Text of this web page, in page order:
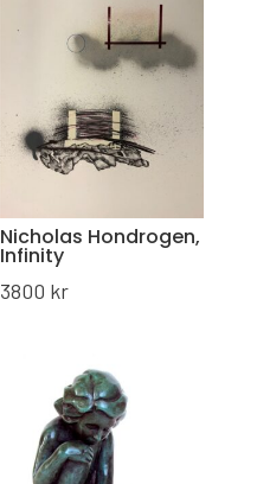
Nicholas Hondrogen,
Infinity
3800 kr